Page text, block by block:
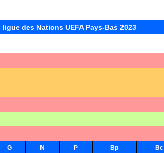
ligue des Nations UEFA Pays-Bas 2023
G N P Bp Bc